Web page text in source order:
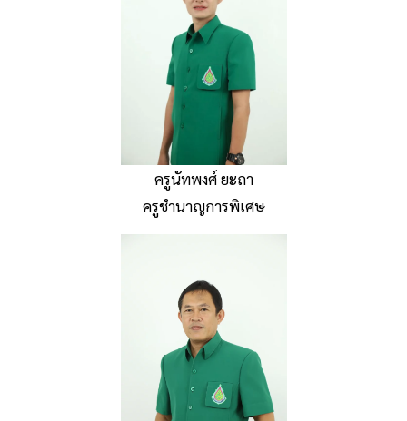
ครูนัทพงศ์ ยะถา
ครูชำนาญการพิเศษ